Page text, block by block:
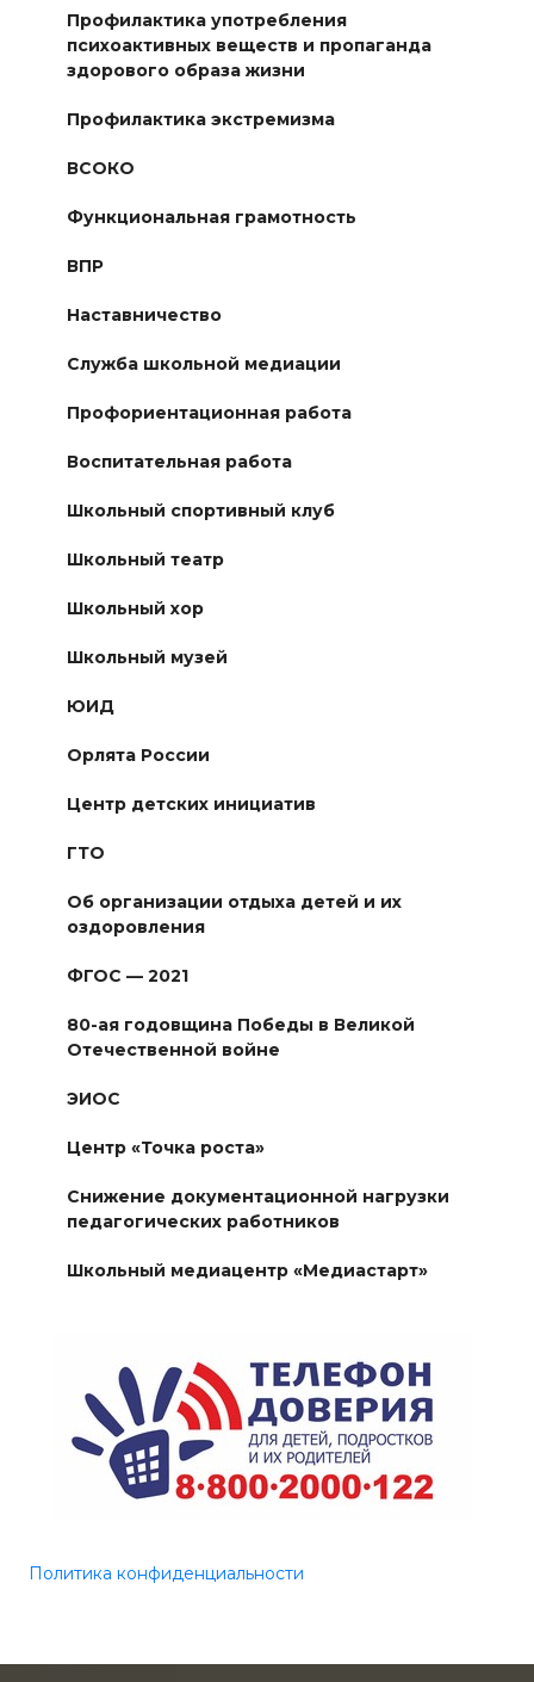
Профилактика употребления
психоактивных веществ и пропаганда
здорового образа жизни
Профилактика экстремизма
ВСОКО
Функциональная грамотность
ВПР
Наставничество
Служба школьной медиации
Профориентационная работа
Воспитательная работа
Школьный спортивный клуб
Школьный театр
Школьный хор
Школьный музей
ЮИД
Орлята России
Центр детских инициатив
ГТО
Об организации отдыха детей и их
оздоровления
ФГОС — 2021
80-ая годовщина Победы в Великой
Отечественной войне
ЭИОС
Центр «Точка роста»
Снижение документационной нагрузки
педагогических работников
Школьный медиацентр «Медиастарт»
Политика конфиденциальности